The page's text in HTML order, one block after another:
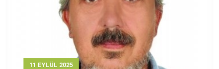
11 EYLÜL 2025